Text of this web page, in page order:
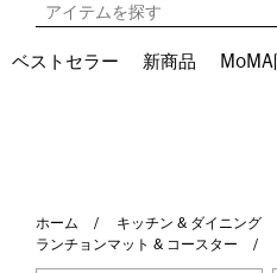
ベストセラー 新商品 MoMA
ホーム
キッチン & ダイニング
ランチョンマット & コースター